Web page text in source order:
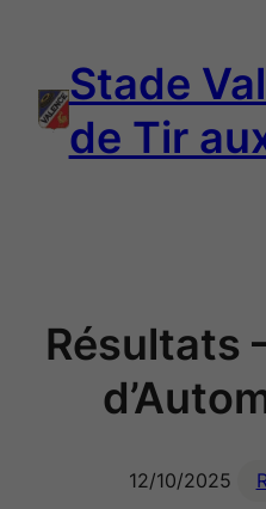
contenuStade
de Tir
Résultats
12/10/2025